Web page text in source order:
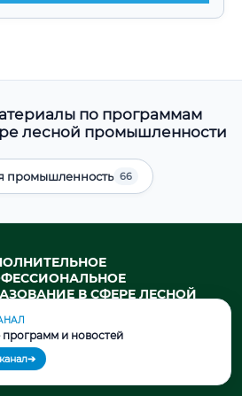
по программам
лесной промышленности
промышленность 66
В СФЕРЕ ЛЕСНОЙ
переподготовка
квалификации в
университете
и новостей
➔